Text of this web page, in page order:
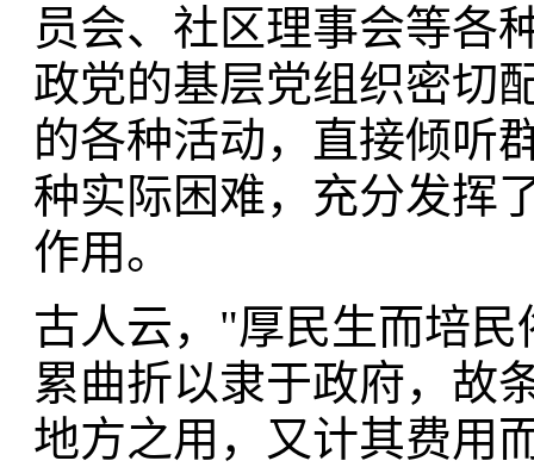
员会、社区理事会等各
政党的基层党组织密切
的各种活动，直接倾听
种实际困难，充分发挥
作用。
古人云，"厚民生而培
累曲折以隶于政府，故
地方之用，又计其费用